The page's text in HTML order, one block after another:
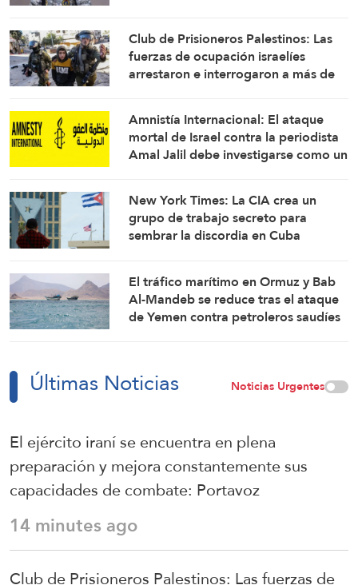
Club de Prisioneros Palestinos: Las
fuerzas de ocupación israelíes
arrestaron e interrogaron a más de
Amnistía Internacional: El ataque
mortal de Israel contra la periodista
Amal Jalil debe investigarse como un
New York Times: La CIA crea un
grupo de trabajo secreto para
sembrar la discordia en Cuba
El tráfico marítimo en Ormuz y Bab
Al-Mandeb se reduce tras el ataque
de Yemen contra petroleros saudíes
Últimas Noticias Noticias Urgentes
El ejército iraní se encuentra en plena
preparación y mejora constantemente sus
capacidades de combate: Portavoz
14 minutes ago